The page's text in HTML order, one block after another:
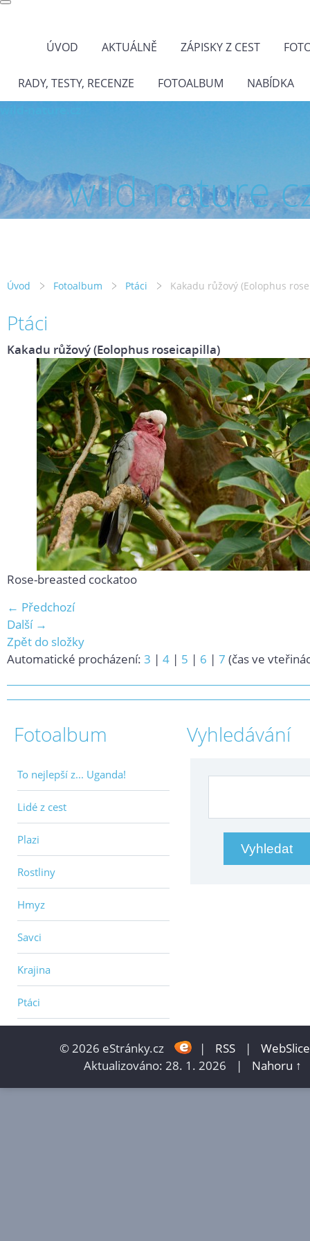
ÚVOD AKTUÁLNĚ ZÁPISKY Z CEST
RADY, TESTY, RECENZE FOTOALBUM NABÍDKA
wild-
Úvod Fotoalbum Ptáci Kakadu růžový (Eolophus
Ptáci
Kakadu růžový (Eolophus roseicapilla)
Rose-breasted cockatoo
← Předchozí
Další →
Zpět do složky
Automatické procházení: 3 | 4 | 5 | 6 | 7 (čas ve
Fotoalbum
To nejlepší z... Uganda!
Lidé z cest
Plazi
Rostliny
Hmyz
Savci
Krajina
Ptáci
Vyhledávání
© 2026 eStránky.cz | RSS |
WebSlice
Aktualizováno: 28. 1. 2026
| Nahoru ↑